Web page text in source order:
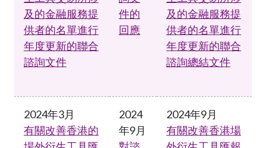
及的金融服務提
供者的名單進行
年度更新的聯合
諮詢文件
件的
回應
及的金融服務提
供者的名單進行
年度更新的聯合
諮詢總結文件
2024年3月
有關改善香港的
2024
年9月
2024年9月
有關改善香港場